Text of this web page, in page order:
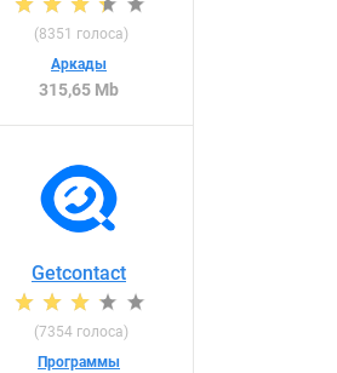
(8351 голоса)
Аркады
315,65 Mb
Getcontact
(7354 голоса)
Программы